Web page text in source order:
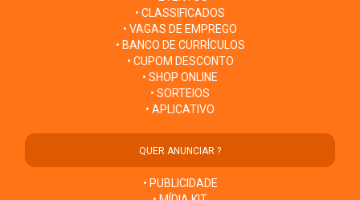
• CLASSIFICADOS
• VAGAS DE EMPREGO
• BANCO DE CURRÍCULOS
• CUPOM DESCONTO
• SHOP ONLINE
• SORTEIOS
• APLICATIVO
QUER ANUNCIAR ?
• PUBLICIDADE